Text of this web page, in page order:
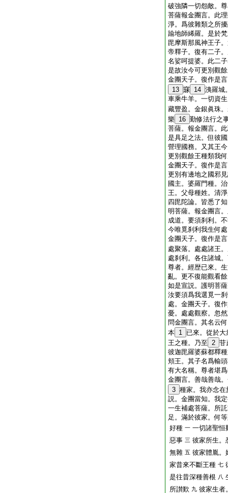
破強隣一切怨敵。
菩薩報金團言。此
淨。爲彼雜類之所
踰地師絺羅。是於
毘摩斯那風神王子
帝釋子。復有二子
名娑呵提婆。此二
是故汝今可更別觀
金團天子。復作是
13 𥧌 14 洟羅城
車乘牛羊。一切資
藏豐盈。金銀眞珠
樂 16 勤修法行之
菩薩。報金團言。
是具足之法。但彼
營理國務。又其王
更別觀餘王種類我
金團天子。復作是
更別有邊地之國邪
國主。婆羅門種。
王。父母種姓。清
四毘陀論。皆悉了
明菩薩。報金團言
成道。要須刹利。
今唯覓刹利我生何處
金團天子。復作是
處聚落。處處諸王
處刹利。各住諸城
尊者。經歴已來。
亂。更不復能觀看
如是宣説。護明菩
汝要須爲我選覓一
處。金團天子。復
憂。處處觀察。忽
問金團言。其名云
本 1 已來。從於
王之種。乃至 2 苷
彼迦毘羅婆蘇都釋
頬王。其子名爲輸
有大名稱。尊者堪
金團言。善哉善哉
3 種家。我亦念
説。金團當知。我
一生補處菩薩。所
足。滿於彼家。何
好種 一 一切諸聖恒
惡事 三 彼家所生。
無雜 五 彼家體胤。
家昔來不斷王種 七
是往昔深種善根 八
所讃歎 九 彼家生者